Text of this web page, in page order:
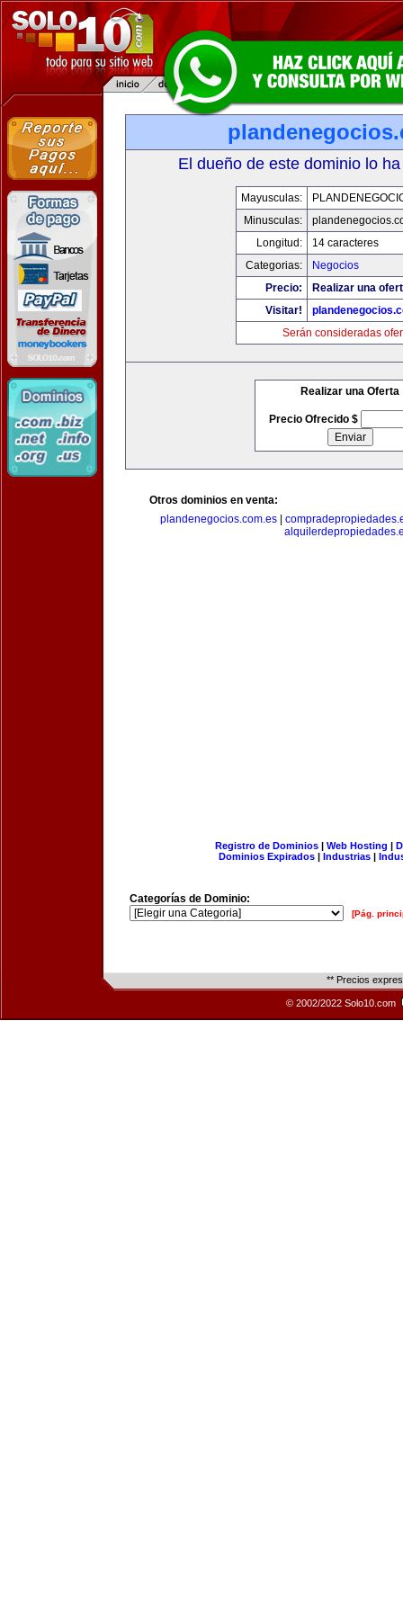
El dueño de este dominio lo
Mayusculas:
Minusculas:
Longitud:
14 caracteres
Categorias:
Negocios
Precio:
Realizar una
Visitar!
Serán consideradas
Realizar una Oferta
Precio Ofrecido $
Otros dominios en venta:
plandenegocios.com.es|
Registro de Dominios| Web Hosting |
Dominios Expirados | Industrias |
Categorías de Dominio:
[Pág.
** Precios
© 2002/2022 Solo10.com